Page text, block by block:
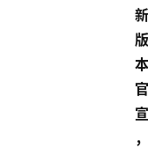
新
版
本
官
宣
，